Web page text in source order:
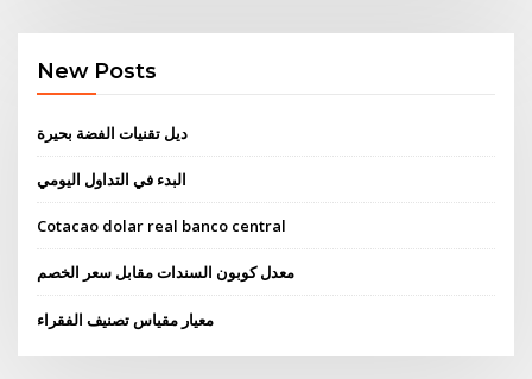
New Posts
ديل تقنيات الفضة بحيرة
البدء في التداول اليومي
Cotacao dolar real banco central
معدل كوبون السندات مقابل سعر الخصم
معيار مقياس تصنيف الفقراء